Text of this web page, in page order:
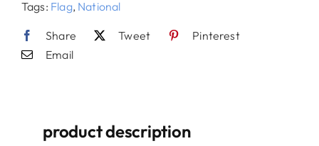
Tags: Flag, National
Share Tweet
Pinterest
Email
product description